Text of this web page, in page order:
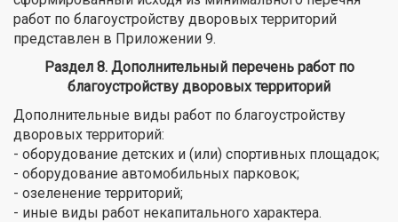
работ по благоустройству дворовых территорий
представлен в Приложении 9.
Раздел 8. Дополнительный перечень работ по
благоустройству дворовых территорий
Дополнительные виды работ по благоустройству
дворовых территорий:
- оборудование детских и (или) спортивных площадок;
- оборудование автомобильных парковок;
- озеленение территорий;
- иные виды работ некапитального характера.